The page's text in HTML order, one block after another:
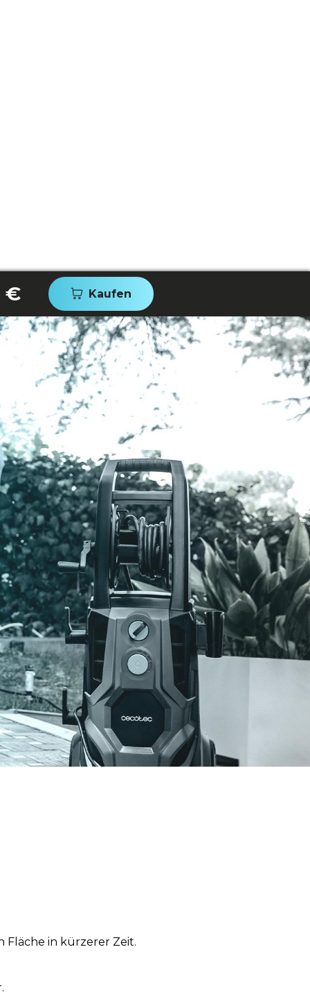
€ Kaufen
Fläche in kürzerer Zeit.